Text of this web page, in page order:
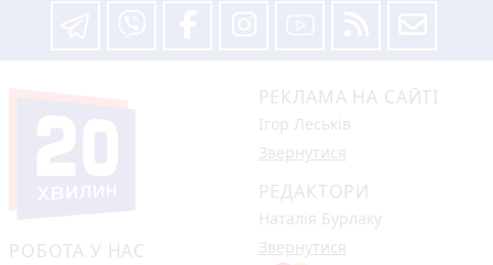
РОБОТА У НАС
РЕКЛАМА НА САЙТІ
Ігор Леськів
Звернутися
РЕДАКТОРИ
Наталія Бурлаку
Звернутися